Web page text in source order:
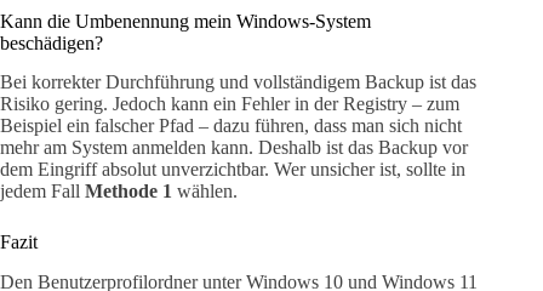
Kann die Umbenennung mein Windows-System
beschädigen?
Bei korrekter Durchführung und vollständigem Backup ist das
Risiko gering. Jedoch kann ein Fehler in der Registry – zum
Beispiel ein falscher Pfad – dazu führen, dass man sich nicht
mehr am System anmelden kann. Deshalb ist das Backup vor
dem Eingriff absolut unverzichtbar. Wer unsicher ist, sollte in
jedem Fall Methode 1 wählen.
Fazit
Den Benutzerprofilordner unter Windows 10 und Windows 11